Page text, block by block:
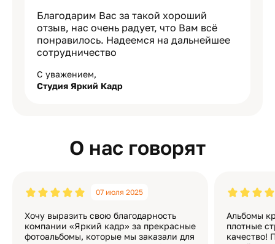
Благодарим Вас за такой хороший
отзыв, нас очень радует, что Вам всё
понравилось. Надеемся на дальнейшее
сотрудничество
С уважением,
Студия Яркий Кадр
О нас говорят
07 июля 2025
Хочу выразить свою благодарность
компании «Яркий кадр» за прекрасные
фотоальбомы, которые мы заказали для
Альбомы
плотные
качество!